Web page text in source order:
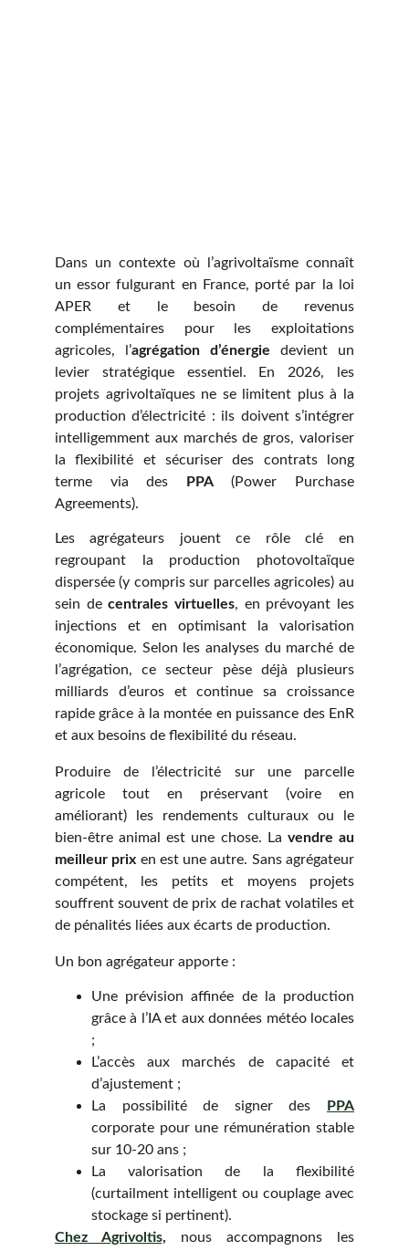
Dans un contexte où l’agrivoltaïsme connaît
un essor fulgurant en France, porté par la loi
APER et le besoin de revenus
complémentaires pour les exploitations
agricoles, l’agrégation d’énergie devient un
levier stratégique essentiel. En 2026, les
projets agrivoltaïques ne se limitent plus à la
production d’électricité : ils doivent s’intégrer
intelligemment aux marchés de gros, valoriser
la flexibilité et sécuriser des contrats long
terme via des
PPA(Power Purchase
Agreements).
Les agrégateurs jouent ce rôle clé en
regroupant la production photovoltaïque
dispersée (y compris sur parcelles agricoles) au
sein decentrales virtuelles, en prévoyant les
injections et en optimisant la valorisation
économique. Selon les analyses du marché de
l’agrégation, ce secteur pèse déjà plusieurs
milliards d’euros et continue sa croissance
rapide grâce à la montée en puissance des EnR
et aux besoins de flexibilité du réseau.
Produire de l’électricité sur une parcelle
agricole tout en préservant (voire en
améliorant) les rendements culturaux ou le
bien-être animal est une chose. La vendre au
meilleur prix en est une autre. Sans agrégateur
compétent, les petits et moyens projets
souffrent souvent de prix de rachat volatiles et
de pénalités liées aux écarts de production.
Un bon agrégateur apporte :
Une prévision affinée de la production
grâce à l’IA et aux données météo locales
;
L’accès aux marchés de capacité et
d’ajustement ;
La possibilité de signer des
PPA
corporate pour une rémunération stable
sur 10-20 ans ;
La valorisation de la flexibilité
(curtailment intelligent ou couplage avec
stockage si pertinent).
Chez Agrivoltis, nous accompagnons les